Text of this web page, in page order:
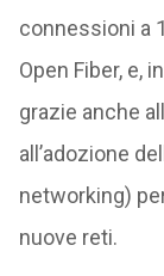
connessioni a
Open Fiber, e,
grazie anche
all’adozione
networking)
nuove reti.